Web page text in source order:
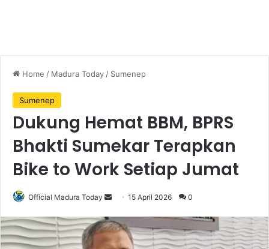
Home / Madura Today / Sumenep
Sumenep
Dukung Hemat BBM, BPRS
Bhakti Sumekar Terapkan
Bike to Work Setiap Jumat
Official Madura Today
n
15 April 2026 0